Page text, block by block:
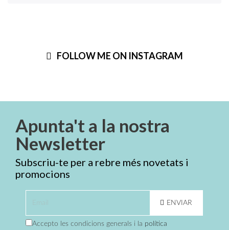
FOLLOW ME ON INSTAGRAM
Apunta't a la nostra
Newsletter
Subscriu-te per a rebre més novetats i
promocions
ENVIAR
Accepto les condicions generals i la política